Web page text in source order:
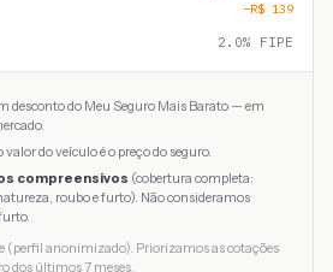
−R$ 139
2.0% FIPE
desconto do Meu Seguro Mais Barato — em
do veículo é o preço do seguro.
compreensivos (cobertura completa:
roubo e furto). Não consideramos
(perfil anonimizado). Priorizamos as cotações
dos últimos 7 meses.